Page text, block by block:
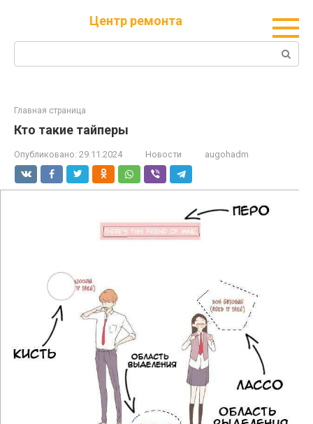
Центр ремонта
Поиск:
Главная страница
Кто такие тайперы
Опубликовано: 29.11.2024 Новости augohadm